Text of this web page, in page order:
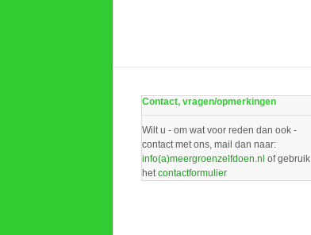
Contact, vragen/opmerkingen
Wilt u - om wat voor reden dan ook -
contact met ons, mail dan naar:
info(a)meergroenzelfdoen.nl of gebruik
hetcontactformulier